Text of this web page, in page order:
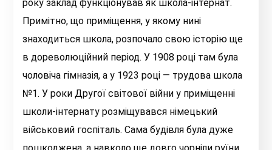
року заклад функціонував як школа-інтернат.
Примітно, що приміщення, у якому нині
знаходиться школа, розпочало свою історію ще
в дореволюційний період. У 1908 році там була
чоловіча гімназія, а у 1923 році — трудова школа
№1. У роки Другої світової війни у приміщенні
школи-інтернату розміщувався німецький
військовий госпіталь. Сама будівля була дуже
пошкоджена, а навколо ще довго чорніли руїни.